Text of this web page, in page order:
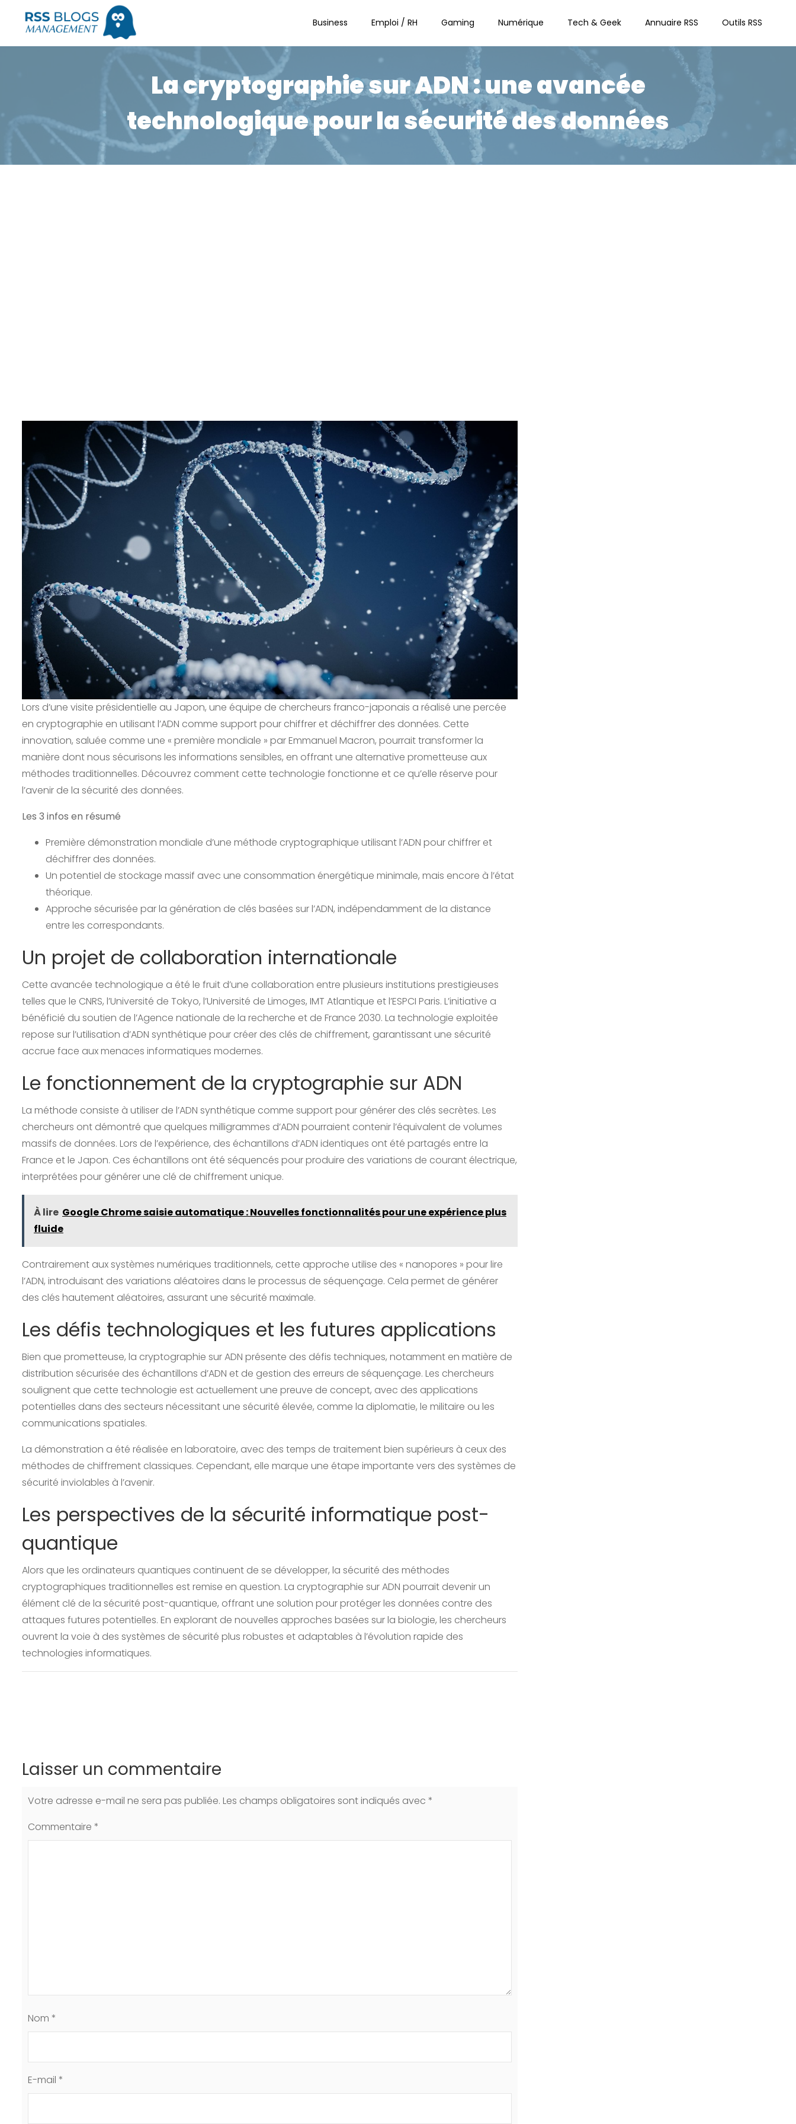
Business Emploi / RH Gaming Numérique Tech & Geek Annuaire RSS Outils RSS
La cryptographie sur ADN : une avancée
technologique pour la sécurité des données
Lors d’une visite présidentielle au Japon, une équipe de chercheurs franco-japonais a réalisé une percée
en cryptographie en utilisant l’ADN comme support pour chiffrer et déchiffrer des données. Cette
innovation, saluée comme une « première mondiale » par Emmanuel Macron, pourrait transformer la
manière dont nous sécurisons les informations sensibles, en offrant une alternative prometteuse aux
méthodes traditionnelles. Découvrez comment cette technologie fonctionne et ce qu’elle réserve pour
l’avenir de la sécurité des données.
Les 3 infos en résumé
Première démonstration mondiale d’une méthode cryptographique utilisant l’ADN pour chiffrer et
déchiffrer des données.
Un potentiel de stockage massif avec une consommation énergétique minimale, mais encore à l’état
théorique.
Approche sécurisée par la génération de clés basées sur l’ADN, indépendamment de la distance
entre les correspondants.
Un projet de collaboration internationale
Cette avancée technologique a été le fruit d’une collaboration entre plusieurs institutions prestigieuses
telles que le CNRS, l’Université de Tokyo, l’Université de Limoges, IMT Atlantique et l’ESPCI Paris. L’initiative a
bénéficié du soutien de l’Agence nationale de la recherche et de France 2030. La technologie exploitée
repose sur l’utilisation d’ADN synthétique pour créer des clés de chiffrement, garantissant une sécurité
accrue face aux menaces informatiques modernes.
Le fonctionnement de la cryptographie sur ADN
La méthode consiste à utiliser de l’ADN synthétique comme support pour générer des clés secrètes. Les
chercheurs ont démontré que quelques milligrammes d’ADN pourraient contenir l’équivalent de volumes
massifs de données. Lors de l’expérience, des échantillons d’ADN identiques ont été partagés entre la
France et le Japon. Ces échantillons ont été séquencés pour produire des variations de courant électrique,
interprétées pour générer une clé de chiffrement unique.
À lire Google Chrome saisie automatique : Nouvelles fonctionnalités pour une expérience plus
fluide
Contrairement aux systèmes numériques traditionnels, cette approche utilise des « nanopores » pour lire
l’ADN, introduisant des variations aléatoires dans le processus de séquençage. Cela permet de générer
des clés hautement aléatoires, assurant une sécurité maximale.
Les défis technologiques et les futures applications
Bien que prometteuse, la cryptographie sur ADN présente des défis techniques, notamment en matière de
distribution sécurisée des échantillons d’ADN et de gestion des erreurs de séquençage. Les chercheurs
soulignent que cette technologie est actuellement une preuve de concept, avec des applications
potentielles dans des secteurs nécessitant une sécurité élevée, comme la diplomatie, le militaire ou les
communications spatiales.
La démonstration a été réalisée en laboratoire, avec des temps de traitement bien supérieurs à ceux des
méthodes de chiffrement classiques. Cependant, elle marque une étape importante vers des systèmes de
sécurité inviolables à l’avenir.
Les perspectives de la sécurité informatique post-
quantique
Alors que les ordinateurs quantiques continuent de se développer, la sécurité des méthodes
cryptographiques traditionnelles est remise en question. La cryptographie sur ADN pourrait devenir un
élément clé de la sécurité post-quantique, offrant une solution pour protéger les données contre des
attaques futures potentielles. En explorant de nouvelles approches basées sur la biologie, les chercheurs
ouvrent la voie à des systèmes de sécurité plus robustes et adaptables à l’évolution rapide des
technologies informatiques.
Laisser un commentaire
Votre adresse e-mail ne sera pas publiée. Les champs obligatoires sont indiqués avec *
Commentaire *
Nom *
E-mail *